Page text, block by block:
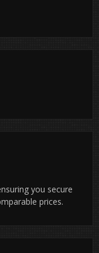
you secure
prices.